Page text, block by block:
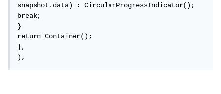
snapshot.data) : CircularProgressIndicator();
break;
}
return Container();
},
),